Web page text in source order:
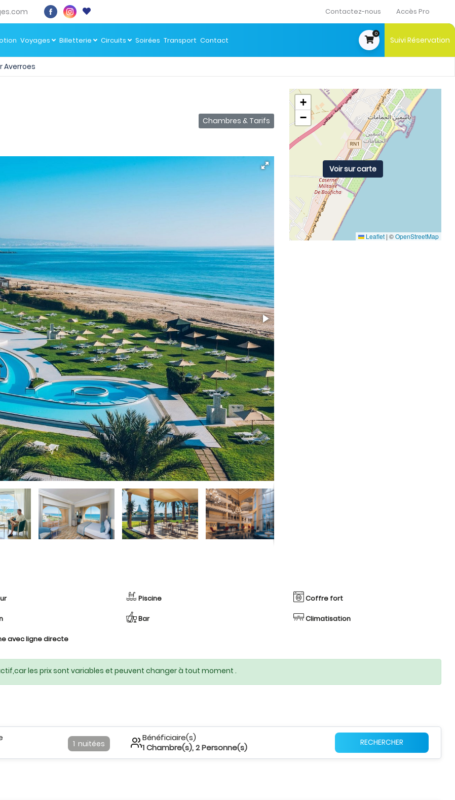
Contactez-nous Accès Pro
Voyages Billetterie Circuits Soirées Transport Contact
0
Suivi Réservation
Averroes
Chambres & Tarifs
+
−
Leaflet | ©OpenStreetMap
Voir sur carte
Piscine Coffre fort
Bar Climatisation
avec ligne directe
les prix sont variables et peuvent changer à tout moment .
1 nuitées
Bénéficiaire(s)
1Chambre(s),2Personne(s) RECHERCHER